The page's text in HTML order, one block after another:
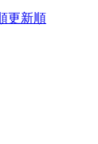
更新順